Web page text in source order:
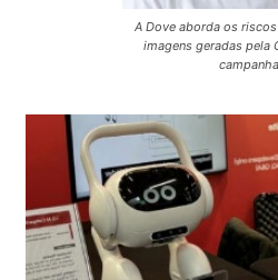
A Dove aborda os
imagens geradas pela
campanha